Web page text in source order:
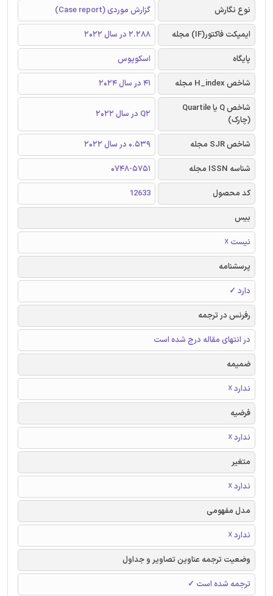
نوع نگارش
گزارش موردی (Case report)
ایمپکت فاکتور(IF) مجله
2.288 در سال 2022
پایگاه
اسکوپوس
شاخص H_index مجله
41 در سال 2024
شاخص Q یا Quartile
(چارک)
Q2 در سال 2022
شاخص SJR مجله
0.539 در سال 2022
شناسه ISSN مجله
0748-5751
کد محصول
12633
بیس
نیست ☓
پرسشنامه
دارد ✓
رفرنس در ترجمه
در انتهای مقاله درج شده است
ضمیمه
ندارد ☓
فرضیه
ندارد ☓
متغیر
ندارد ☓
مدل مفهومی
ندارد ☓
وضعیت ترجمه عناوین تصاویر و جداول
ترجمه شده است ✓